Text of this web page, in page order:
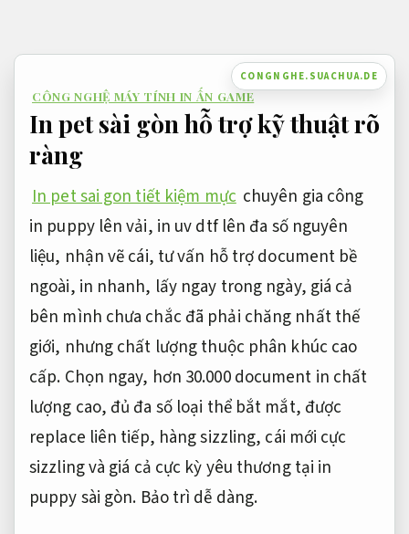
dung
CONGNGHE.SUACHUA.DE
CÔNG NGHỆ MÁY TÍNH IN ẤN GAME
In pet sài gòn hỗ trợ kỹ thuật rõ
ràng
In pet sai gon tiết kiệm mực chuyên gia công
in puppy lên vải, in uv dtf lên đa số nguyên
liệu, nhận vẽ cái, tư vấn hỗ trợ document bề
ngoài, in nhanh, lấy ngay trong ngày, giá cả
bên mình chưa chắc đã phải chăng nhất thế
giới, nhưng chất lượng thuộc phân khúc cao
cấp. Chọn ngay, hơn 30.000 document in chất
lượng cao, đủ đa số loại thể bắt mắt, được
replace liên tiếp, hàng sizzling, cái mới cực
sizzling và giá cả cực kỳ yêu thương tại in
puppy sài gòn. Bảo trì dễ dàng.